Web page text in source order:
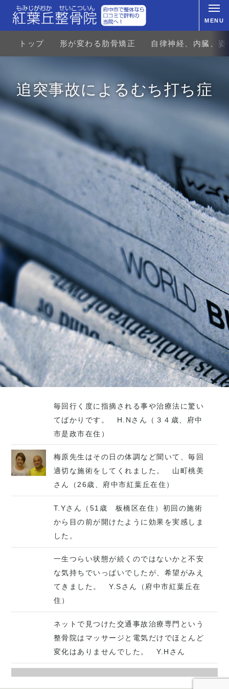
MENU
トップ 形が変わる肋骨矯正 自律神経、内臓、
追突事故によるむち打ち症
毎回行く度に指摘される事や治療法に驚い
てばかりです。 H.Nさん（３４歳、府中
市是政市在住）
梅原先生はその日の体調など聞いて、毎回
適切な施術をしてくれました。 山町桃美
さん（26歳、府中市紅葉丘在住）
T.Yさん（51歳 板橋区在住）初回の施術
から目の前が開けたように効果を実感しま
した。
一生つらい状態が続くのではないかと不安
な気持ちでいっぱいでしたが、希望がみえ
てきました。 Y.Sさん（府中市紅葉丘在
住）
ネットで見つけた交通事故治療専門という
整骨院はマッサージと電気だけでほとんど
変化はありませんでした。 Y.Hさん